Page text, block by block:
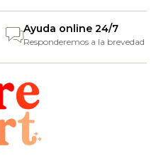
Ayuda online 24/7
Responderemos a la brevedad